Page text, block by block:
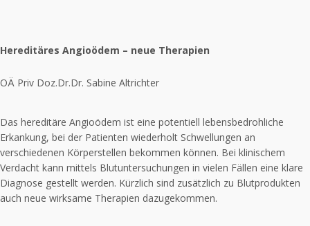
Hereditäres Angioödem – neue Therapien
OÄ Priv Doz.Dr.Dr. Sabine Altrichter
Das hereditäre Angioödem ist eine potentiell lebensbedrohliche
Erkankung, bei der Patienten wiederholt Schwellungen an
verschiedenen Körperstellen bekommen können. Bei klinischem
Verdacht kann mittels Blutuntersuchungen in vielen Fällen eine klare
Diagnose gestellt werden. Kürzlich sind zusätzlich zu Blutprodukten
auch neue wirksame Therapien dazugekommen.